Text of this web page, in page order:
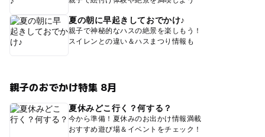
夏の朝に早起きしておでかけ♪
親子で神秘的なハスの絶景を楽しもう！
スイレンとの違い＆ハスまつり情報も
親子のおでかけ特集 8月
夏休みどこ行く？何する？
今から準備！夏休みのお出かけ情報満載
おすすめ遊び場＆イベントをチェック！